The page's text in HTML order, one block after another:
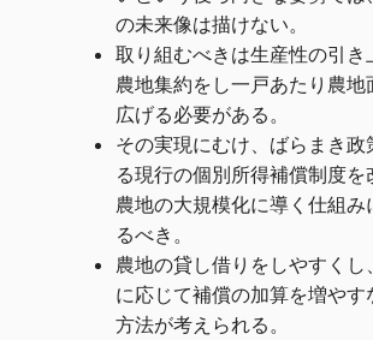
の未来像は描けない。
取り組むべきは生産性の引き
農地集約をし一戸あたり農地
広げる必要がある。
その実現にむけ、ばらまき政
る現行の個別所得補償制度を
農地の大規模化に導く仕組み
るべき。
農地の貸し借りをしやすくし
に応じて補償の加算を増やす
方法が考えられる。